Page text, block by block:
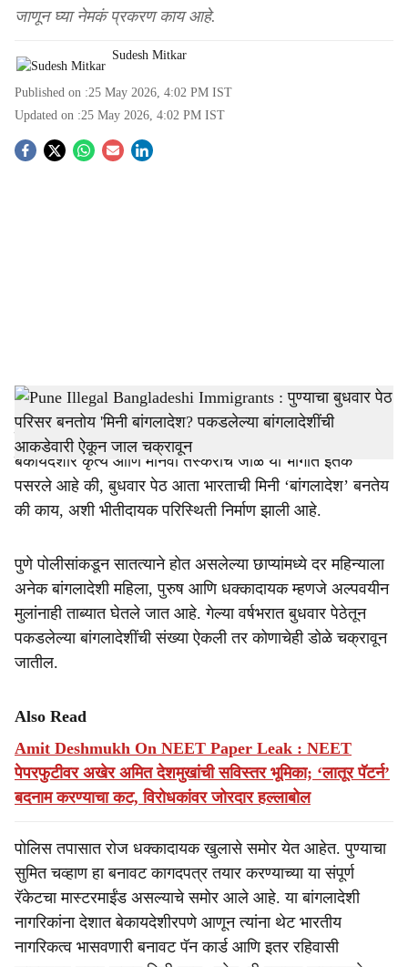
जाणून घ्या नेमकं प्रकरण काय आहे.
Sudesh Mitkar
Published on :25 May 2026, 4:02 PM IST
Updated on :25 May 2026, 4:02 PM IST
S
h
a
r
e
Pune News :पुण्यातील ऐतिहासिक आणि प्रसिद्ध बुधवार पेठ
सध्या एका वेगळ्याच आणि गंभीर कारणाने चर्चेत आली आहे.
बेकायदेशीर कृत्य आणि मानवी तस्करीचे जाळे या भागात इतके
पसरले आहे की, बुधवार पेठ आता भारताची मिनी ‘बांगलादेश’ बनतेय
की काय, अशी भीतीदायक परिस्थिती निर्माण झाली आहे.
पुणे पोलीसांकडून सातत्याने होत असलेल्या छाप्यांमध्ये दर महिन्याला
अनेक बांगलादेशी महिला, पुरुष आणि धक्कादायक म्हणजे अल्पवयीन
मुलांनाही ताब्यात घेतले जात आहे. गेल्या वर्षभरात बुधवार पेठेतून
पकडलेल्या बांगलादेशींची संख्या ऐकली तर कोणाचेही डोळे चक्रावून
जातील.
Also Read
Amit Deshmukh On NEET Paper Leak : NEET
पेपरफुटीवर अखेर अमित देशमुखांची सविस्तर भूमिका; ‘लातूर पॅटर्न’
बदनाम करण्याचा कट, विरोधकांवर जोरदार हल्लाबोल
पोलिस तपासात रोज धक्कादायक खुलासे समोर येत आहेत. पुण्याचा
सुमित चव्हाण हा बनावट कागदपत्र तयार करण्याच्या या संपूर्ण
रॅकेटचा मास्टरमाईंड असल्याचे समोर आले आहे. या बांगलादेशी
नागरिकांना देशात बेकायदेशीरपणे आणून त्यांना थेट भारतीय
नागरिकत्व भासवणारी बनावट पॅन कार्ड आणि इतर रहिवासी